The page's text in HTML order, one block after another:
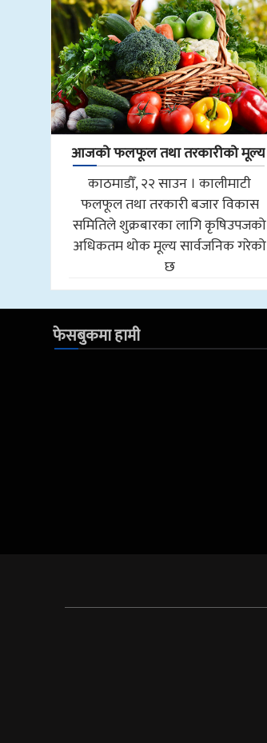
आजको फलफूल तथा तरकारीको मूल्य
काठमाडौँ, २२ साउन । कालीमाटी
फलफूल तथा तरकारी बजार विकास
समितिले शुक्रबारका लागि कृषिउपजको
अधिकतम थोक मूल्य सार्वजनिक गरेको
छ
फेसबुकमा हामी